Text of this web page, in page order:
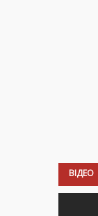
ВІДЕО